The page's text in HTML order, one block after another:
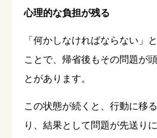
心理的な負担が残る
「何かしなければならない」
ことで、帰省後もその問題が
とがあります。
この状態が続くと、行動に移
り、結果として問題が先送り